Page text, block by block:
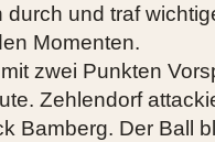
und traf
Momenten.
zwei Punkten
Zehlendorf
Bamberg. Der Ball